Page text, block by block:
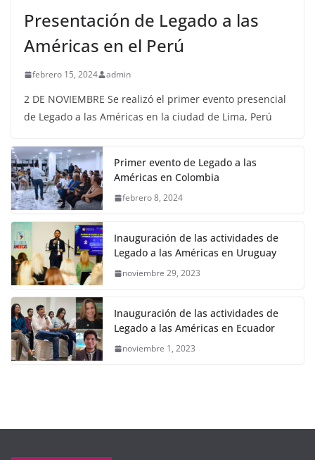
Presentación de Legado a las
Américas en el Perú
febrero 15, 2024 admin
2 DE NOVIEMBRE Se realizó el primer evento presencial
de Legado a las Américas en la ciudad de Lima, Perú
Primer evento de Legado a las
Américas en Colombia
febrero 8, 2024
Inauguración de las actividades de
Legado a las Américas en Uruguay
noviembre 29, 2023
Inauguración de las actividades de
Legado a las Américas en Ecuador
noviembre 1, 2023